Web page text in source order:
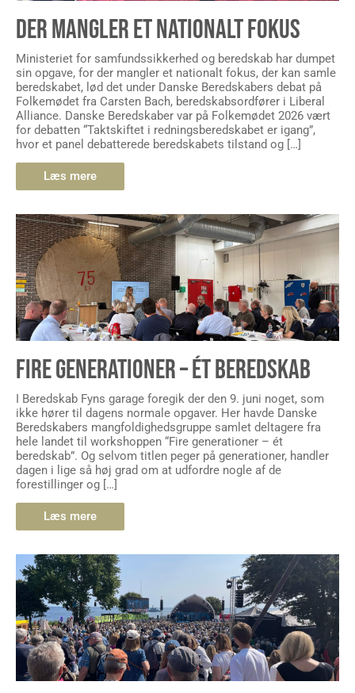
DER MANGLER ET NATIONALT FOKUS
Ministeriet for samfundssikkerhed og beredskab har dumpet
sin opgave, for der mangler et nationalt fokus, der kan samle
beredskabet, lød det under Danske Beredskabers debat på
Folkemødet fra Carsten Bach, beredskabsordfører i Liberal
Alliance. Danske Beredskaber var på Folkemødet 2026 vært
for debatten “Taktskiftet i redningsberedskabet er igang”,
hvor et panel debatterede beredskabets tilstand og […]
Læs mere
FIRE GENERATIONER – ÉT BEREDSKAB
I Beredskab Fyns garage foregik der den 9. juni noget, som
ikke hører til dagens normale opgaver. Her havde Danske
Beredskabers mangfoldighedsgruppe samlet deltagere fra
hele landet til workshoppen “Fire generationer – ét
beredskab”. Og selvom titlen peger på generationer, handler
dagen i lige så høj grad om at udfordre nogle af de
forestillinger og […]
Læs mere